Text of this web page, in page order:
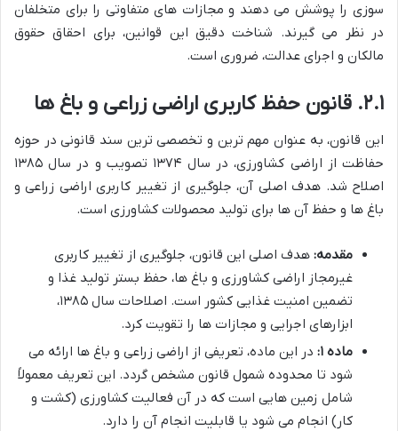
سوزی را پوشش می دهند و مجازات های متفاوتی را برای متخلفان
در نظر می گیرند. شناخت دقیق این قوانین، برای احقاق حقوق
مالکان و اجرای عدالت، ضروری است.
۲.۱. قانون حفظ کاربری اراضی زراعی و باغ ها
این قانون، به عنوان مهم ترین و تخصصی ترین سند قانونی در حوزه
حفاظت از اراضی کشاورزی، در سال ۱۳۷۴ تصویب و در سال ۱۳۸۵
اصلاح شد. هدف اصلی آن، جلوگیری از تغییر کاربری اراضی زراعی و
باغ ها و حفظ آن ها برای تولید محصولات کشاورزی است.
مقدمه: هدف اصلی این قانون، جلوگیری از تغییر کاربری
غیرمجاز اراضی کشاورزی و باغ ها، حفظ بستر تولید غذا و
تضمین امنیت غذایی کشور است. اصلاحات سال ۱۳۸۵،
ابزارهای اجرایی و مجازات ها را تقویت کرد.
ماده ۱:
در این ماده، تعریفی از اراضی زراعی و باغ ها ارائه می
شود تا محدوده شمول قانون مشخص گردد. این تعریف معمولاً
شامل زمین هایی است که در آن فعالیت کشاورزی (کشت و
کار) انجام می شود یا قابلیت انجام آن را دارد.